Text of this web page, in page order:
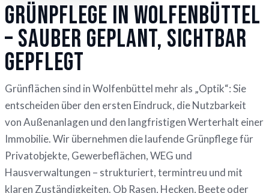
Grünpflege in Wolfenbüttel
– sauber geplant, sichtbar
gepflegt
Grünflächen sind in Wolfenbüttel mehr als „Optik“: Sie
entscheiden über den ersten Eindruck, die Nutzbarkeit
von Außenanlagen und den langfristigen Werterhalt einer
Immobilie. Wir übernehmen die laufende Grünpflege für
Privatobjekte, Gewerbeflächen, WEG und
Hausverwaltungen – strukturiert, termintreu und mit
klaren Zuständigkeiten. Ob Rasen, Hecken, Beete oder